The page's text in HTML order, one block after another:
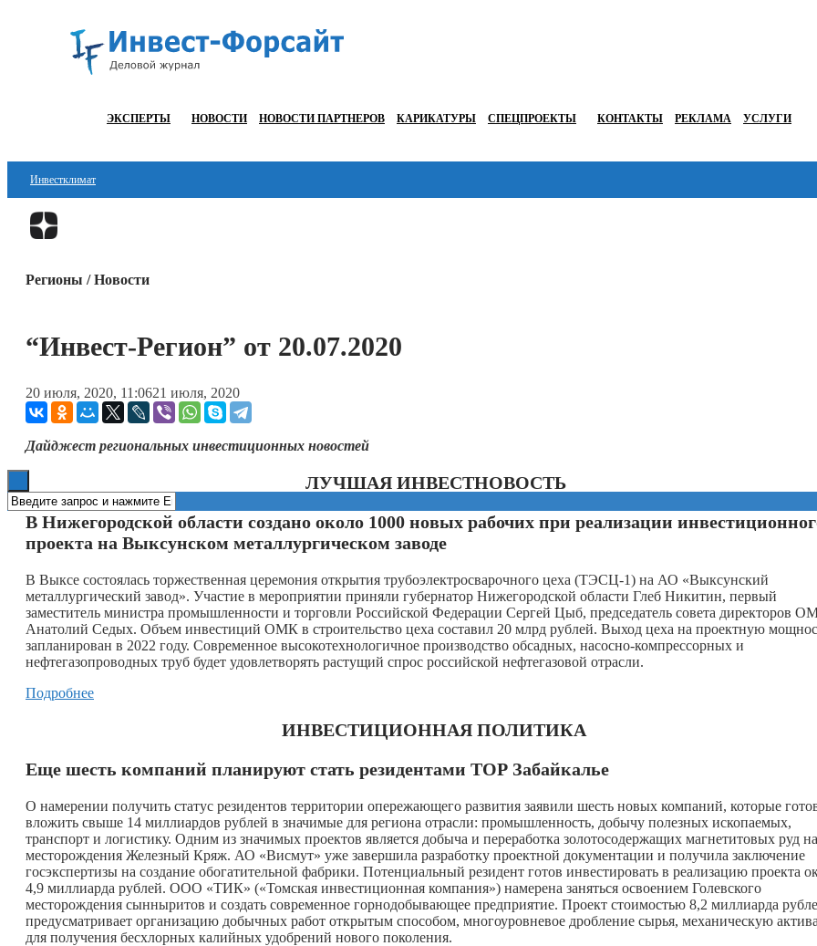
ЭКСПЕРТЫ НОВОСТИ НОВОСТИ ПАРТНЕРОВ КАРИКАТУРЫ СПЕЦПРОЕКТЫ КОНТАКТЫ РЕКЛАМА УСЛУГИ
Инвестклимат
Финансы
ESG
Регионы / Новости
“Инвест-Регион” от 20.07.2020
20 июля, 2020, 11:0621 июля, 2020
Дайджест региональных инвестиционных новостей
ЛУЧШАЯ ИНВЕСТНОВОСТЬ
В Нижегородской области создано около 1000 новых рабочих при реализации
проекта на Выксунском металлургическом заводе
В Выксе состоялась торжественная церемония открытия трубоэлектросварочного цеха (ТЭСЦ-1) на АО «Выксунский
металлургический завод». Участие в мероприятии приняли губернатор Нижегородской области Глеб Никитин, первый
заместитель министра промышленности и торговли Российской Федерации Сергей Цыб, председатель совета директоров
Анатолий Седых. Объем инвестиций ОМК в строительство цеха составил 20 млрд рублей. Выход цеха на проектную
запланирован в 2022 году. Современное высокотехнологичное производство обсадных, насосно-компрессорных и
нефтегазопроводных труб будет удовлетворять растущий спрос российской нефтегазовой отрасли.
Подробнее
ИНВЕСТИЦИОННАЯ ПОЛИТИКА
Еще шесть компаний планируют стать резидентами ТОР Забайкалье
О намерении получить статус резидентов территории опережающего развития заявили шесть новых компаний, которые
вложить свыше 14 миллиардов рублей в значимые для региона отрасли: промышленность, добычу полезных ископаемых,
транспорт и логистику. Одним из значимых проектов является добыча и переработка золотосодержащих магнетитовых руд на
месторождения Железный Кряж. АО «Висмут» уже завершила разработку проектной документации и получила заключение
госэкспертизы на создание обогатительной фабрики. Потенциальный резидент готов инвестировать в реализацию проекта
4,9 миллиарда рублей. ООО «ТИК» («Томская инвестиционная компания») намерена заняться освоением Голевского
месторождения сынныритов и создать современное горнодобывающее предприятие. Проект стоимостью 8,2 миллиарда
предусматривает организацию добычных работ открытым способом, многоуровневое дробление сырья, механическую
для получения бесхлорных калийных удобрений нового поколения.